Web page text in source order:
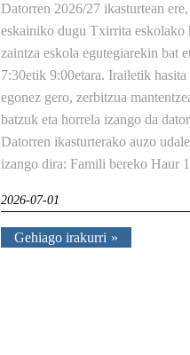
Datorren 2026/27 ikasturtean
eskainiko dugu Txirrita eskolako
zaintza eskola egutegiarekin bat
7:30etik 9:00etara. Irailetik
egonez gero, zerbitzua
batzuk eta horrela izango da
Datorren ikasturterako auzo
izango dira: Famili bereko Haur
2026-07-01
Gehiago irakurri